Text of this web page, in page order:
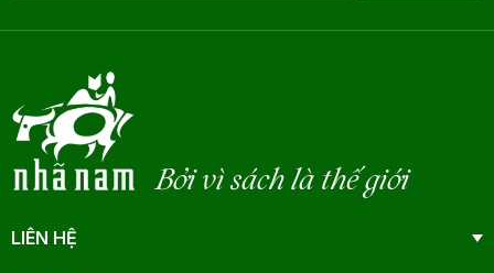
Bởi vì sách là thế giới
LIÊN HỆ